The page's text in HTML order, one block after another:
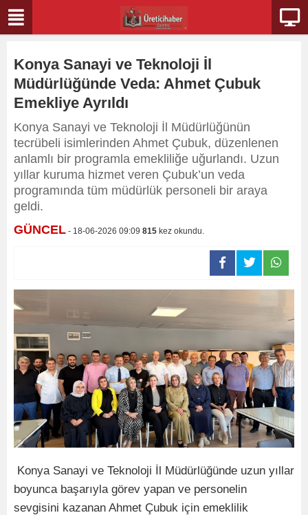
Konya Sanayi ve Teknoloji İl
Müdürlüğünde Veda: Ahmet Çubuk
Emekliye Ayrıldı
Konya Sanayi ve Teknoloji İl Müdürlüğünün
tecrübeli isimlerinden Ahmet Çubuk, düzenlenen
anlamlı bir programla emekliliğe uğurlandı. Uzun
yıllar kuruma hizmet veren Çubuk’un veda
programında tüm müdürlük personeli bir araya
geldi.
GÜNCEL - 18-06-2026 09:09 815 kez okundu.
Konya Sanayi ve Teknoloji İl Müdürlüğünde uzun yıllar
boyunca başarıyla görev yapan ve personelin
sevgisini kazanan Ahmet Çubuk için emeklilik